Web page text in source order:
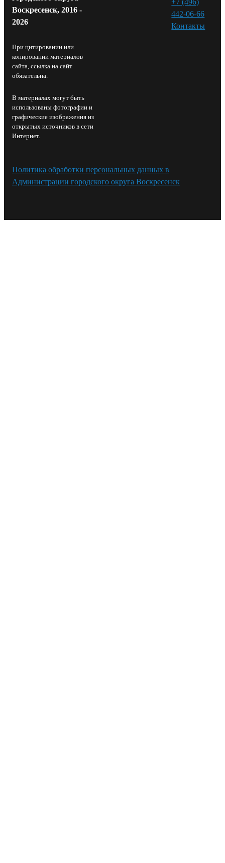
Воскресенск, 2016 -
2026
При цитировании или
копировании материалов
сайта, ссылка на сайт
обязательна.
В материалах могут быть
использованы фотографии и
графические изображения из
открытых источников в сети
Интернет.
442-06-66
Контакты⁠
Политика обработки персональных данных в
Администрации городского округа Воскресенск